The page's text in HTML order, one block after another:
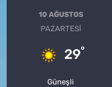
10 AĞUSTOS
PAZARTESI
29°
Güneşli